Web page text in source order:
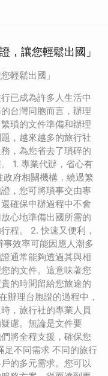
，讓您輕鬆出國」
輕鬆出國」
已成為許多人生活中
台灣同胞而言，辦理
瑣的文件準備和辦理
，越來越多的旅行社
，為您省去了瑣碎的
1. 專業代辦，省心有
府相關機構，繞過繁
，您可將瑣事交由專
確保申辦過程中不會
心地準備出國所需的
程。 2. 快速又便利，
效率可能因應人潮多
通常能夠透過其與相
的文件。這意味著您
的時間留給您旅途的
辦理台胞證的過程中，
，旅行社的專業人員
慮。無論是文件要
將全程支援，確保您
足不同需求 不同的旅行
的多元需求。您可以